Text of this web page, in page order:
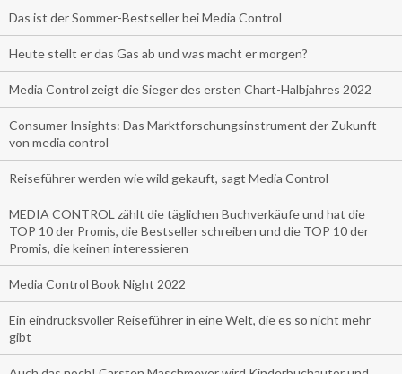
Das ist der Sommer-Bestseller bei Media Control
Heute stellt er das Gas ab und was macht er morgen?
Media Control zeigt die Sieger des ersten Chart-Halbjahres 2022
Consumer Insights: Das Marktforschungsinstrument der Zukunft
von media control
Reiseführer werden wie wild gekauft, sagt Media Control
MEDIA CONTROL zählt die täglichen Buchverkäufe und hat die
TOP 10 der Promis, die Bestseller schreiben und die TOP 10 der
Promis, die keinen interessieren
Media Control Book Night 2022
Ein eindrucksvoller Reiseführer in eine Welt, die es so nicht mehr
gibt